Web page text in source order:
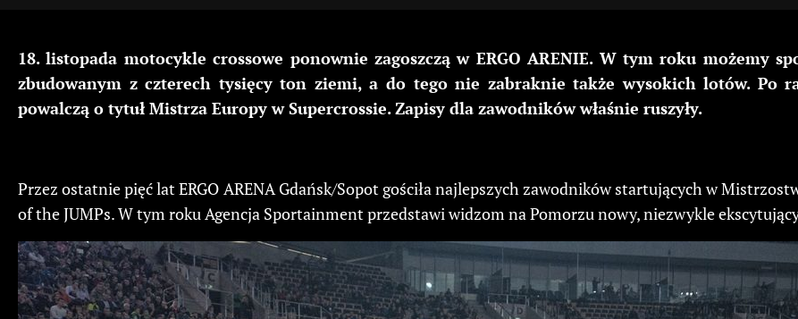
18. listopada motocykle crossowe ponownie zagoszczą w ERGO ARENIE. W tym roku możemy
zbudowanym z czterech tysięcy ton ziemi, a do tego nie zabraknie także wysokich lotów. Po
powalczą o tytuł Mistrza Europy w Supercrossie. Zapisy dla zawodników właśnie ruszyły.
Przez ostatnie pięć lat ERGO ARENA Gdańsk/Sopot gościła najlepszych zawodników startujących w
of the JUMPs. W tym roku Agencja Sportainment przedstawi widzom na Pomorzu nowy, niezwykle